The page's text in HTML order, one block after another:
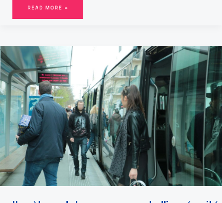
READ MORE »
HARCÈLEMENT
DE
RUE
:
COMMENT
ALLIER
SÉCURITÉ
ET
VILLE
DURABLE
?